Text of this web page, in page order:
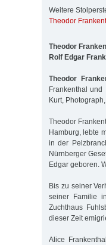
Weitere
Theodor
Theodor
Rolf Edgar
Theodor
Frankenthal
Kurt,
Theodor
Hamburg, lebte
in der
Nürnberger
Edgar geboren.
Bis zu seiner
seiner Familie
Zuchthaus
dieser Zeit
Alice